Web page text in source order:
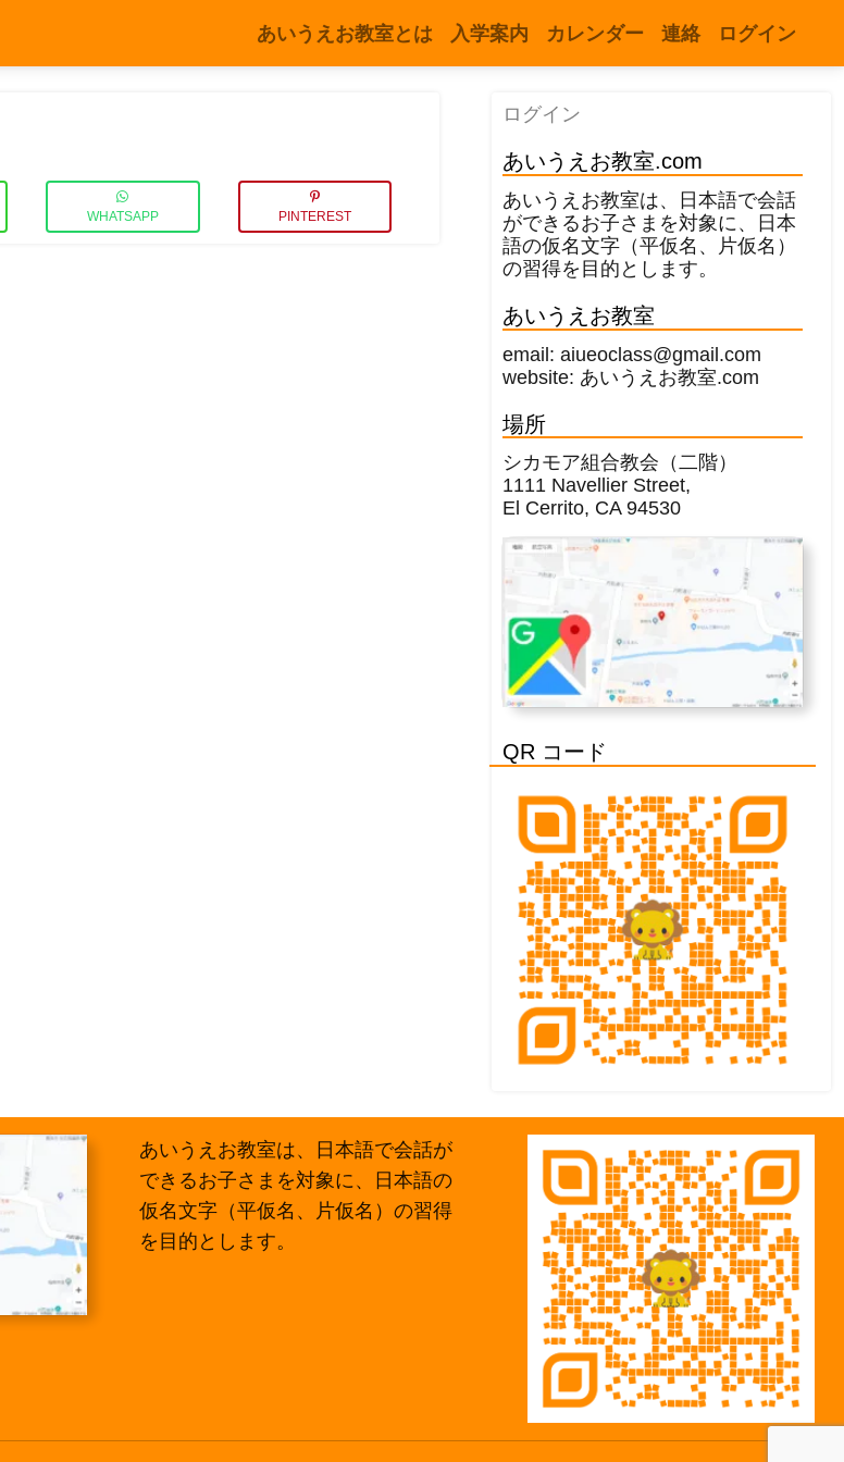
あいうえお教室とは 入学案内 カレンダー 連絡 ログイン
WHATSAPP PINTEREST
ログイン
あいうえお教室.com
あいうえお教室は、日本語で会話
ができるお子さまを対象に、日本
語の仮名文字（平仮名、片仮名）
の習得を目的とします。
あいうえお教室
email: aiueoclass@gmail.com
website: あいうえお教室.com
場所
シカモア組合教会（二階）
1111 Navellier Street,
El Cerrito, CA 94530
QR コード
あいうえお教室は、日本語で会話が
できるお子さまを対象に、日本語の
仮名文字（平仮名、片仮名）の習得
を目的とします。